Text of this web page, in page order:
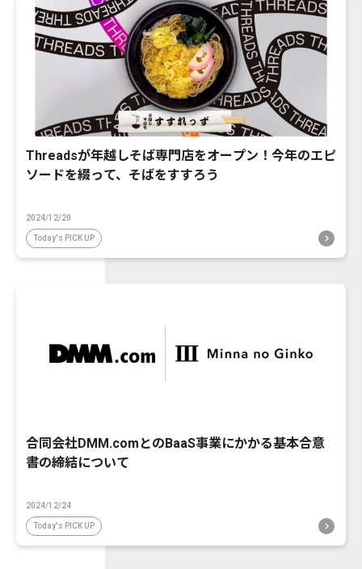
Threadsが年越しそば専門店をオープン！今年のエピ
ソードを綴って、そばをすすろう
2024/12/20
Today's PICK UP
合同会社DMM.comとのBaaS事業にかかる基本合意
書の締結について
2024/12/24
Today's PICK UP